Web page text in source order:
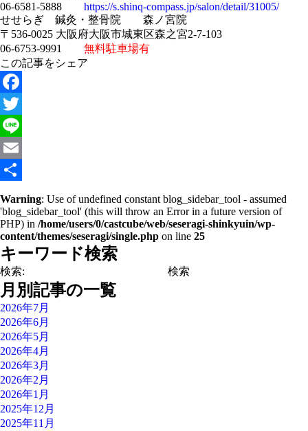
06-6581-5888 https://s.shinq-compass.jp/salon/detail/31005/
せせらぎ 鍼灸・整骨院 森ノ宮院
〒536-0025 大阪府大阪市城東区森之宮2-7-103
06-6753-9991 無料駐車場有
この記事をシェア
Facebook
Twitter
Line
Email
有
Warning: Use of undefined constant blog_sidebar_tool - assumed
'blog_sidebar_tool' (this will throw an Error in a future version of
PHP) in /home/users/0/castcube/web/seseragi-shinkyuin/wp-
content/themes/seseragi/single.php on line 25
キーワード検索
検索:
月別記事の一覧
2026年7月
2026年6月
2026年5月
2026年4月
2026年3月
2026年2月
2026年1月
2025年12月
2025年11月